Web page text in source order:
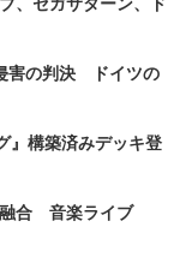
害の判決 ドイツの
』構築済みデッキ登
合 音楽ライブ